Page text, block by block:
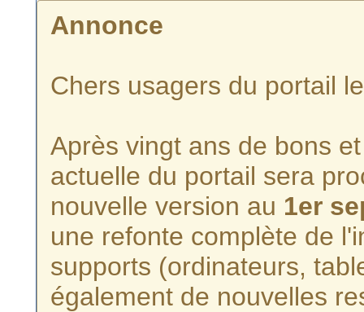
Annonce
Chers usagers du portail
Après vingt ans de bons
actuelle du portail sera
nouvelle version au 1er
une refonte complète de
supports (ordinateurs,
également de nouvelles